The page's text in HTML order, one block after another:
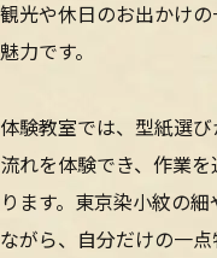
観光や休日のお出かけ
魅力です。
体験教室では、型紙選
流れを体験でき、作業
ります。東京染小紋の
ながら、自分だけの一